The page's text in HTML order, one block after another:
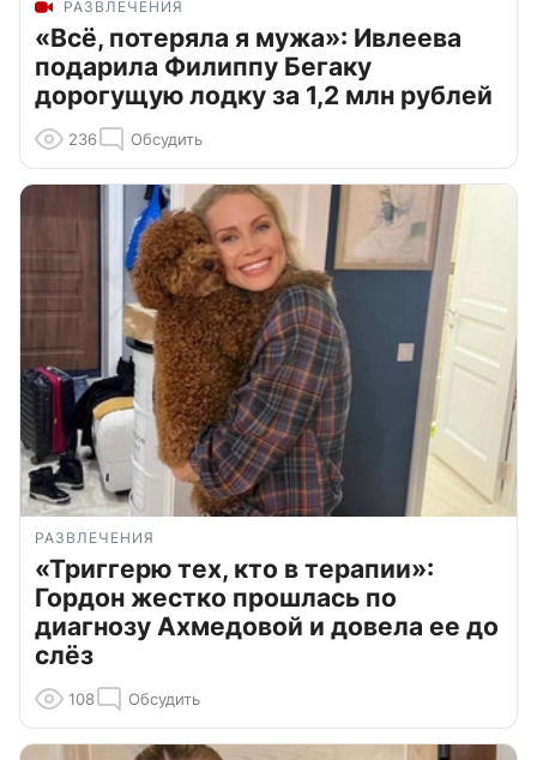
РАЗВЛЕЧЕНИЯ
«Всё, потеряла я мужа»: Ивлеева
подарила Филиппу Бегаку
дорогущую лодку за 1,2 млн рублей
236 Обсудить
РАЗВЛЕЧЕНИЯ
«Триггерю тех, кто в терапии»:
Гордон жестко прошлась по
диагнозу Ахмедовой и довела ее до
слёз
108 Обсудить